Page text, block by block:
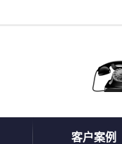
客户案例